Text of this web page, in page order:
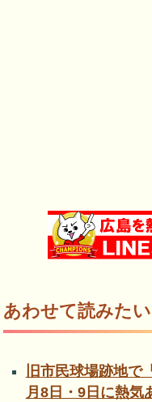
あわせて読みたい
旧市民球場跡地で
月8日・9日に熱気